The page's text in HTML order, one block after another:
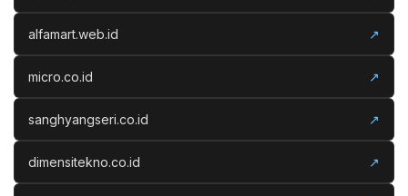
alfamart.web.id ↗
micro.co.id ↗
sanghyangseri.co.id ↗
dimensitekno.co.id ↗